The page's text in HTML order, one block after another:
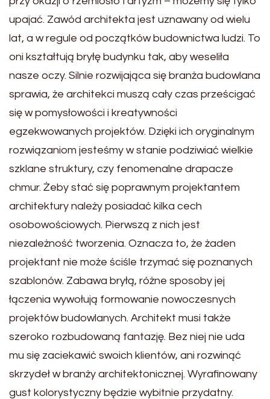
upajać. Zawód architekta jest uznawany od wielu
lat, a w regule od początków budownictwa ludzi. To
oni kształtują bryłę budynku tak, aby weseliła
nasze oczy. Silnie rozwijająca się branża budowlana
sprawia, że architekci muszą cały czas prześcigać
się w pomysłowości i kreatywności
egzekwowanych projektów. Dzięki ich oryginalnym
rozwiązaniom jesteśmy w stanie podziwiać wielkie
szklane struktury, czy fenomenalne drapacze
chmur. Żeby stać się poprawnym projektantem
architektury należy posiadać kilka cech
osobowościowych. Pierwszą z nich jest
niezależność tworzenia. Oznacza to, że żaden
projektant nie może ściśle trzymać się poznanych
szablonów. Zabawa bryłą, różne sposoby jej
łączenia wywołują formowanie nowoczesnych
projektów budowlanych. Architekt musi także
szeroko rozbudowaną fantazję. Bez niej nie uda
mu się zaciekawić swoich klientów, ani rozwinąć
skrzydeł w branży architektonicznej. Wyrafinowany
gust kolorystyczny będzie wybitnie przydatny.